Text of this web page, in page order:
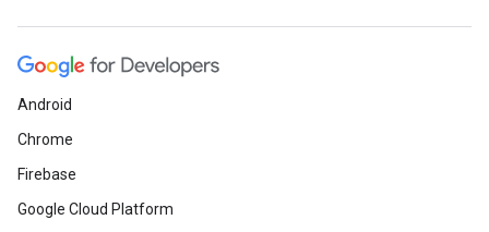
Android
Chrome
Firebase
Google Cloud Platform